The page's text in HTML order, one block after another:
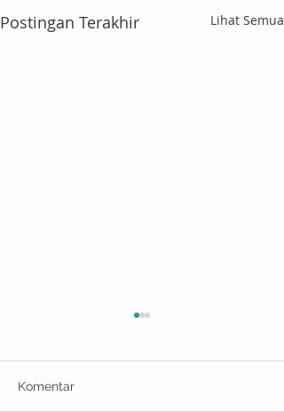
Postingan Terakhir Lihat Semua
Komentar